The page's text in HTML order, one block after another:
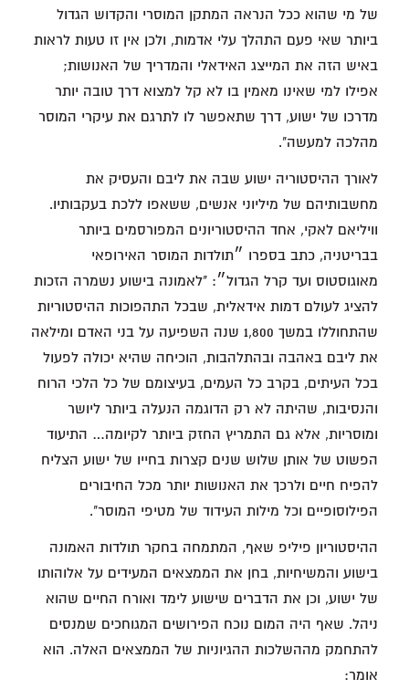
של מי שהוא ככל הנראה המתקן המוסרי והקדוש הגדול
ביותר שאי פעם התהלך עלי אדמות, ולכן אין זו טעות לראות
באיש הזה את המייצג האידאלי והמדריך של האנושות;
אפילו למי שאינו מאמין בו לא קל למצוא דרך טובה יותר
מדרכו של ישוע, דרך שתאפשר לו לתרגם את עיקרי המוסר
מהלכה למעשה".
לאורך ההיסטוריה ישוע שבה את ליבם והעסיק את
מחשבותיהם של מיליוני אנשים, ששאפו ללכת בעקבותיו.
וויליאם לאקי, אחד ההיסטוריונים המפורסמים ביותר
בבריטניה, כתב בספרו ״תולדות המוסר האירופאי
מאוגוסטוס ועד קרל הגדול״: "לאמונה בישוע נשמרה הזכות
להציג לעולם דמות אידאלית, שבכל התהפוכות ההיסטוריות
שהתחוללו במשך 1,800 שנה השפיעה על בני האדם ומילאה
את ליבם באהבה ובהתלהבות, הוכיחה שהיא יכולה לפעול
בכל העיתים, בקרב כל העמים, בעיצומם של כל הלכי הרוח
והנסיבות, שהיתה לא רק הדוגמה הנעלה ביותר ליושר
ומוסריות, אלא גם התמריץ החזק ביותר לקיומה… התיעוד
הפשוט של אותן שלוש שנים קצרות בחייו של ישוע הצליח
להפיח חיים ולרכך את האנושות יותר מכל החיבורים
הפילוסופיים וכל מילות העידוד של מטיפי המוסר".
ההיסטוריון פיליפ שאף, המתמחה בחקר תולדות האמונה
בישוע והמשיחיות, בחן את הממצאים המעידים על אלוהותו
של ישוע, וכן את הדברים שישוע לימד ואורח החיים שהוא
ניהל. שאף היה המום נוכח הפירושים המגוחכים שמנסים
להתחמק מההשלכות ההגיוניות של הממצאים האלה. הוא
אומר: